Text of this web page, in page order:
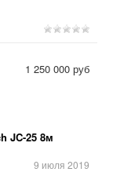
JC-25 8м
9 июля 2019
1 250 000 руб